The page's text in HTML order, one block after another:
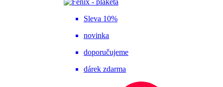
Sleva 10%
novinka
doporučujeme
dárek zdarma